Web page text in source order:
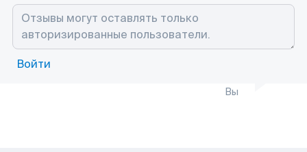
Войти
Вы